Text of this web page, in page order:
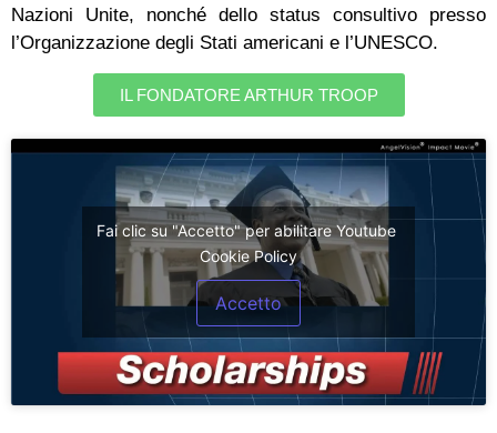
Nazioni Unite, nonché dello status consultivo presso
l’Organizzazione degli Stati americani e l’UNESCO.
IL FONDATORE ARTHUR TROOP
Fai clic su "Accetto" per abilitare Youtube
Cookie Policy
Accetto